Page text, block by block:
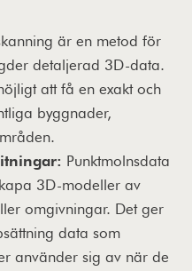
är en metod för
detaljerad 3D-data.
att få en exakt och
byggnader,
Punktmolnsdata
3D-modeller av
omgivningar. Det ger
data som
använder sig av när de